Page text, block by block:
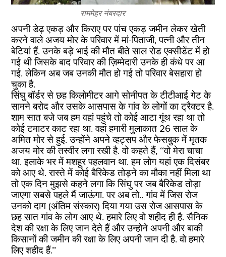
राममेहर नंबरदार
अपनी डेढ़ एकड़ और किराए पर पांच एकड़ जमीन लेकर खेती
करने वाले अजय मोर के परिवार में मां-पिताजी, पत्नी और तीन
बेटियां हैं. उनके बड़े भाई की मौत बीते साल रोड एक्सीडेंट में हो
गई थी जिसके बाद परिवार की ज़िम्मेदारी उनके ही कंधे पर आ
गई. लेकिन अब जब उनकी मौत हो गई तो परिवार बेसहारा हो
चुका है.
सिंघु बॉर्डर से छह किलोमीटर आगे सोनीपत के टीटीआई गेट के
सामने बरोद और उसके आसपास के गांव के लोगों का ट्रैक्टर है.
शाम सात बजे जब हम वहां पहुंचे तो कोई आटा गूंथ रहा था तो
कोई टमाटर काट रहा था. वहां हमारी मुलाकात 26 साल के
अमित मोर से हुई. उन्होंने अपने व्हट्सप और फेसबुक में मृतक
अजय मोर की तस्वीर लगा रखी है. वो कहते हैं, ‘‘वो मेरा चाचा
था. इलाके भर में मशहूर पहलवान था. हम लोग यहां एक दिसंबर
को आए थे. रास्ते में कोई बैरिकेड तोड़ने का मौका नहीं मिला था
तो एक दिन मुझसे कहने लगा कि सिंघु पर जब बैरिकेड तोड़ा
जाएगा सबसे पहले मैं जाऊंगा. पर अब तो.. गांव में जिस रोज
उनको दाग (अंतिम संस्कार) दिया गया उस रोज आसपास के
छह सात गांव के लोग आए थे. हमारे लिए वो शहीद ही है. सैनिक
देश की रक्षा के लिए जान देते हैं और उन्होने अपनी और बाकी
किसानों की जमीन की रक्षा के लिए अपनी जान दी है. वो हमारे
लिए शहीद हैं.’’